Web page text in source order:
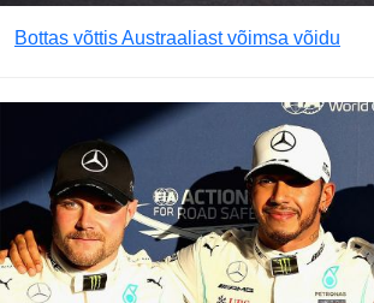
Bottas võttis Austraaliast võimsa võidu